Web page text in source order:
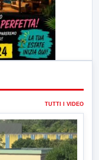
TUTTI I VIDEO